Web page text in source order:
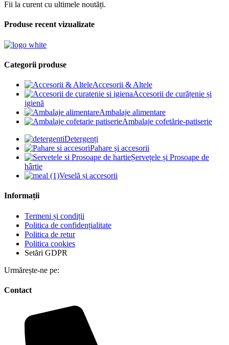
Fii la curent cu ultimele noutăți.
Produse recent vizualizate
Categorii produse
Accesorii & Altele
Accesorii de curățenie și
igienă
Ambalaje alimentare
Ambalaje cofetărie-patiserie
Detergenți
Pahare și accesorii
Șervețele și Prosoape de
hârtie
Veselă și accesorii
Informații
Termeni și condiții
Politica de confidențialitate
Politica de retur
Politica cookies
Setări GDPR
Urmărește-ne pe:
Contact